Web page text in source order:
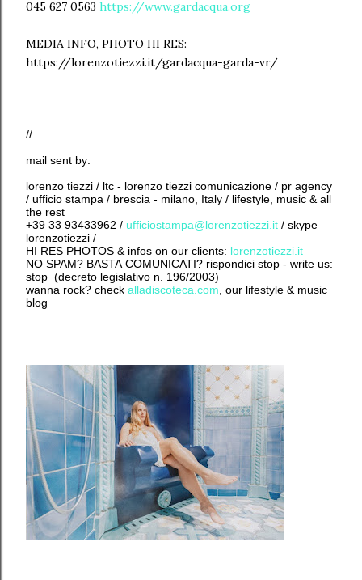
045 627 0563 https://www.gardacqua.org
MEDIA INFO, PHOTO HI RES:
https://lorenzotiezzi.it/gardacqua-garda-vr/
//
mail sent by:
lorenzo tiezzi / ltc - lorenzo tiezzi comunicazione / pr agency
/ ufficio stampa / brescia - milano, Italy / lifestyle, music & all
the rest
+39 33 93433962 / ufficiostampa@lorenzotiezzi.it / skype
lorenzotiezzi /
HI RES PHOTOS & infos on our clients: lorenzotiezzi.it
NO SPAM? BASTA COMUNICATI? rispondici stop - write us:
stop (decreto legislativo n. 196/2003)
wanna rock? check alladiscoteca.com , our lifestyle & music
blog